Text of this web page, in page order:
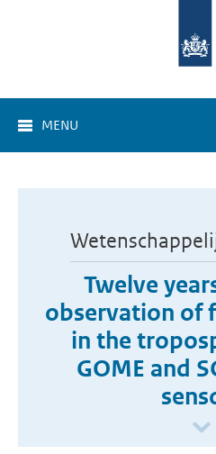
MENU
Twelve
observation of
in the
GOME and